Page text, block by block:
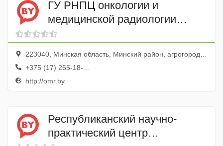
ГУ РНПЦ онкологии и
медицинской радиологии
имени Н. Н. Александрова
223040, Минская область, Минский район, агрогородок Лесной-2
+375 (17) 265-18-...
http://omr.by
Республиканский научно-
практический центр